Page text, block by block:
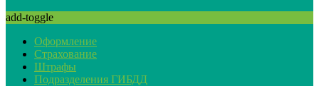
add-toggle
Оформление
Страхование
Штрафы
Подразделения ГИБДД